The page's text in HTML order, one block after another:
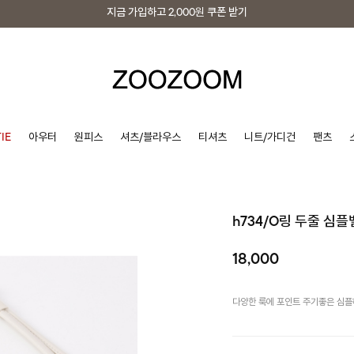
지금 가입하고 2,000원 쿠폰 받기
아우터 원피스 셔츠/블라우스 티셔츠 니트/가디건 팬츠
h734/O링 두줄 심플
18,000
다양한 룩에 포인트 주기좋은 심